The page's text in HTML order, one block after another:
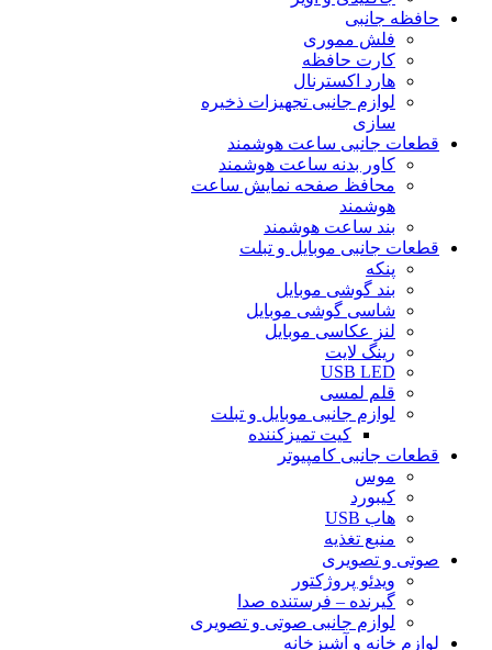
حافظه جانبی
فلش مموری
کارت حافظه
هارد اکسترنال
لوازم جانبی تجهیزات ذخیره
سازی
قطعات جانبی ساعت هوشمند
کاور بدنه ساعت هوشمند
محافظ صفحه نمایش ساعت
هوشمند
بند ساعت هوشمند
قطعات جانبی موبایل و تبلت
پنکه
بند گوشی موبایل
شاسی گوشی موبایل
لنز عکاسی موبایل
رینگ لایت
USB LED
قلم لمسی
لوازم جانبی موبایل و تبلت
کیت تمیزکننده
قطعات جانبی کامپیوتر
موس
کیبورد
هاب USB
منبع تغذیه
صوتی و تصویری
ویدئو پروژکتور
گیرنده – فرستنده صدا
لوازم جانبی صوتی و تصویری
لوازم خانه و آشپزخانه